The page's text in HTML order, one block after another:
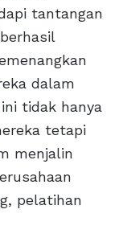
tantangan
dalam
tidak hanya
tetapi
menjalin
pelatihan